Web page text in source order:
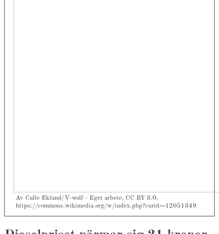
Av Calle Eklund/V-wolf - Eget arbete, CC BY 3.0,
https://commons.wikimedia.org/w/index.php?curid=12051349